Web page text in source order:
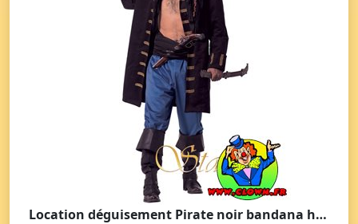
Location déguisement Pirate noir bandana homme